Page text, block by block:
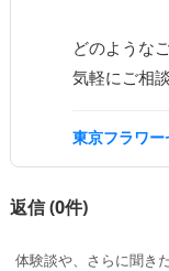
どのような
気軽にご相
東京フラワ
返信 (0件)
体験談や、さらに聞き